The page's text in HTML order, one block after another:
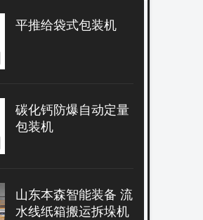
平推给袋式包装机
碳化钙防爆自动定量
包装机
山东本森智能装备 流
水线纸箱搬运拆垛机